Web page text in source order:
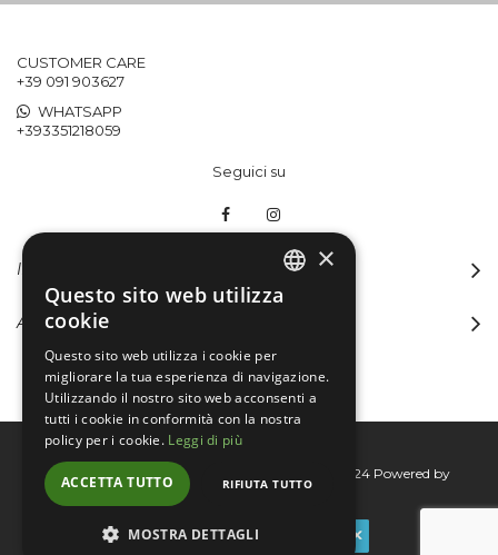
CUSTOMER CARE
+39 091 903627
WHATSAPP
+393351218059
Seguici su
INFORMAZIONI
ACCOUNT
Bertini group srl © 2015-2026 - P.I. 06076830824 Powered by
Connecta
×
Questo sito web utilizza
cookie
Questo sito web utilizza i cookie per
migliorare la tua esperienza di navigazione.
Utilizzando il nostro sito web acconsenti a
tutti i cookie in conformità con la nostra
policy per i cookie. Leggi di più
ACCETTA TUTTO RIFIUTA TUTTO
MOSTRA DETTAGLI